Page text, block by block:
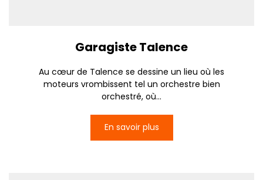
Garagiste Talence
Au cœur de Talence se dessine un lieu où les
moteurs vrombissent tel un orchestre bien
orchestré, où...
En savoir plus